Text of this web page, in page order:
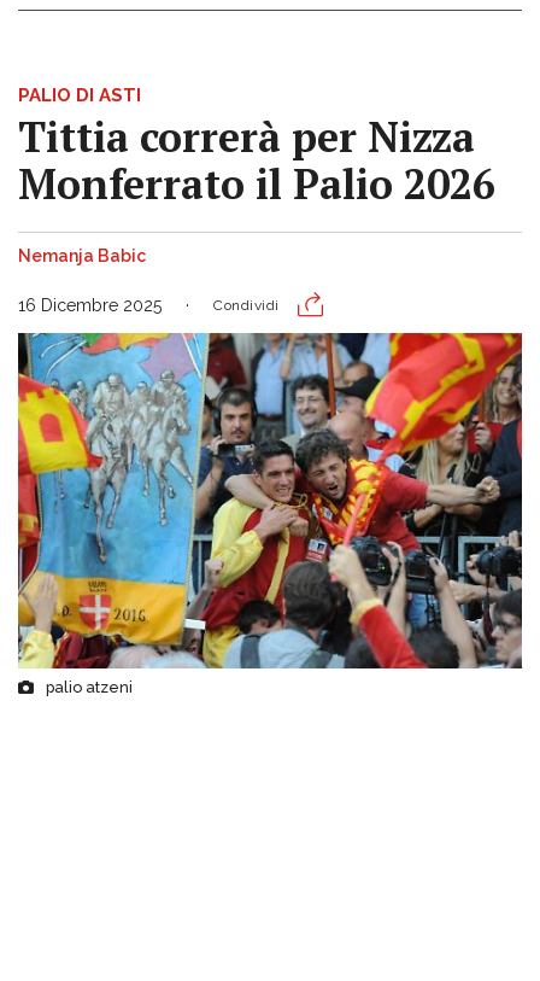
PALIO DI ASTI
Tittia correrà per Nizza
Monferrato il Palio 2026
Nemanja Babic
16 Dicembre 2025 Condividi
palio atzeni